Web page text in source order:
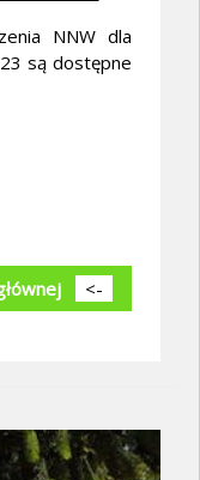
NNW dla
są dostępne
<-